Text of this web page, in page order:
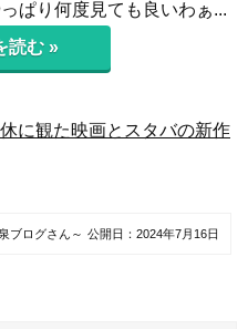
ぱり何度見ても良いわぁ...
読む »
に観た映画とスタバの新作
ブログさん～ 公開日： 2024年7月16日